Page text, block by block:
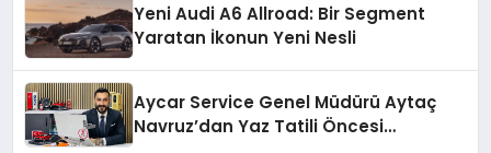
Yeni Audi A6 Allroad: Bir Segment
Yaratan İkonun Yeni Nesli
Aycar Service Genel Müdürü Aytaç
Navruz’dan Yaz Tatili Öncesi